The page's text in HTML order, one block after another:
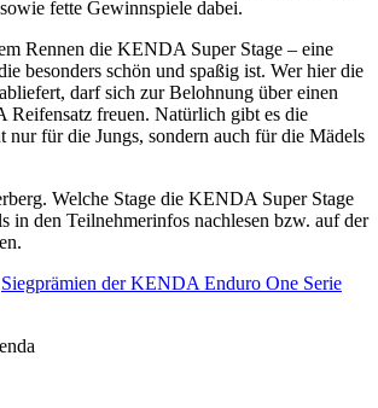
fette Gewinnspiele dabei.
Rennen die KENDA Super Stage – eine
besonders schön und spaßig ist. Wer hier die
darf sich zur Belohnung über einen
Reifensatz freuen. Natürlich gibt es die
nur für die Jungs, sondern auch für die Mädels
Welche Stage die KENDA Super Stage
in den Teilnehmerinfos nachlesen bzw. auf der
Siegprämien der KENDA Enduro One Serie